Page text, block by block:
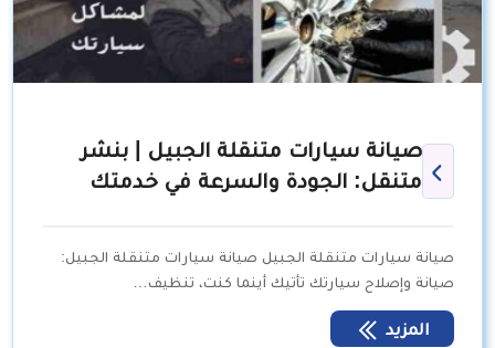
صيانة سيارات متنقلة الجبيل | بنشر
متنقل: الجودة والسرعة في خدمتك
صيانة سيارات متنقلة الجبيل صيانة سيارات متنقلة الجبيل:
صيانة وإصلاح سيارتك تأتيك أينما كنت، تنظيف…
المزيد